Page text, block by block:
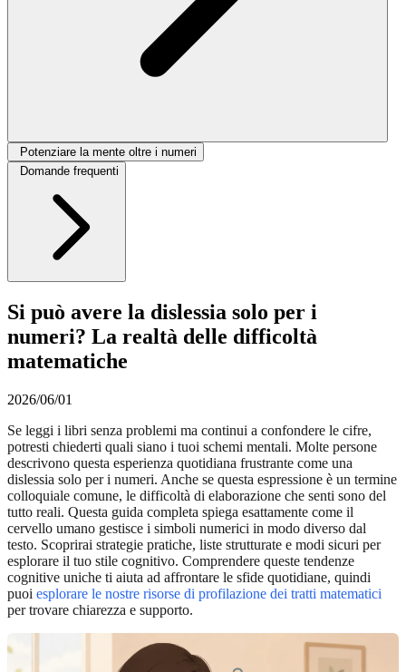
Potenziare la mente oltre i numeri
Domande frequenti
Si può avere la dislessia solo per i
numeri? La realtà delle difficoltà
matematiche
2026/06/01
Se leggi i libri senza problemi ma continui a confondere le cifre,
potresti chiederti quali siano i tuoi schemi mentali. Molte persone
descrivono questa esperienza quotidiana frustrante come una
dislessia solo per i numeri. Anche se questa espressione è un termine
colloquiale comune, le difficoltà di elaborazione che senti sono del
tutto reali. Questa guida completa spiega esattamente come il
cervello umano gestisce i simboli numerici in modo diverso dal
testo. Scoprirai strategie pratiche, liste strutturate e modi sicuri per
esplorare il tuo stile cognitivo. Comprendere queste tendenze
cognitive uniche ti aiuta ad affrontare le sfide quotidiane, quindi
puoi esplorare le nostre risorse di profilazione dei tratti matematici
per trovare chiarezza e supporto.